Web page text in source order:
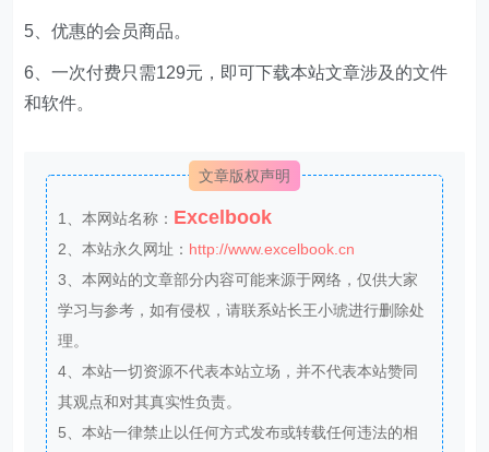
5、优惠的会员商品。
6、一次付费只需129元，即可下载本站文章涉及的文件
和软件。
文章版权声明
1、本网站名称： Excelbook
2、本站永久网址： http://www.excelbook.cn
3、本网站的文章部分内容可能来源于网络，仅供大家
学习与参考，如有侵权，请联系站长王小琥进行删除处
理。
4、本站一切资源不代表本站立场，并不代表本站赞同
其观点和对其真实性负责。
5、本站一律禁止以任何方式发布或转载任何违法的相